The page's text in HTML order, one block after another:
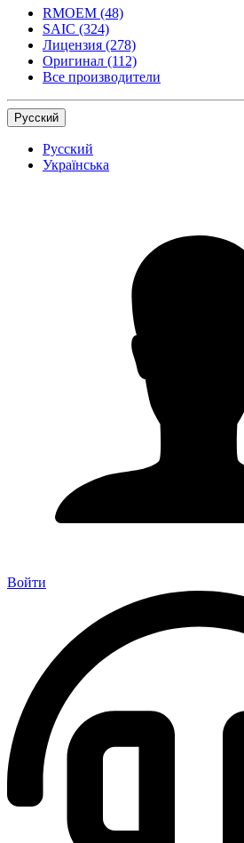
RMOEM (48)
SAIC (324)
Лицензия (278)
Оригинал (112)
Все производители
Русский
Русский
Українська
Войти